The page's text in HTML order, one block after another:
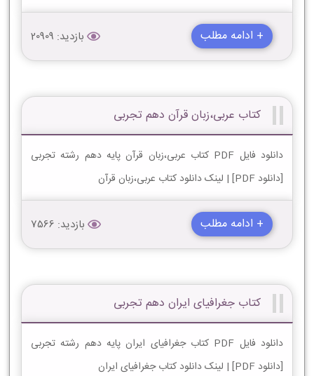
+ ادامه مطلب بازدید: 20909
کتاب عربی،زبان قرآن دهم تجربی
دانلود فایل PDF کتاب عربی،زبان قرآن پایه دهم رشته تجربی
[دانلود PDF] | لینک دانلود کتاب عربی،زبان قرآن
+ ادامه مطلب بازدید: 7566
کتاب جغرافیای ایران دهم تجربی
دانلود فایل PDF کتاب جغرافیای ایران پایه دهم رشته تجربی
[دانلود PDF] | لینک دانلود کتاب جغرافیای ایران